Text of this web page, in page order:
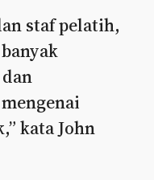
staf pelatih,
kata John